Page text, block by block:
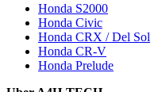
Honda S2000
Honda Civic
Honda CRX / Del Sol
Honda CR-V
Honda Prelude